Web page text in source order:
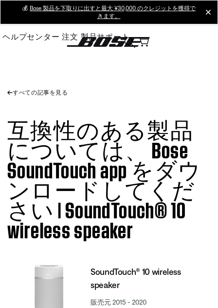
Main
💰 Bose 製品を下取りに出すと最大 ¥30,000 のクレジットを獲得で
きます。
ヘルプセンター 注文 製品サポート
すべての記事を見る
互換性のある製品
については、 Bose
SoundTouch app をダウ
ンロードしてくだ
さい | SoundTouch® 10
wireless speaker
SoundTouch® 10 wireless
speaker
販売元 2015 - 2020